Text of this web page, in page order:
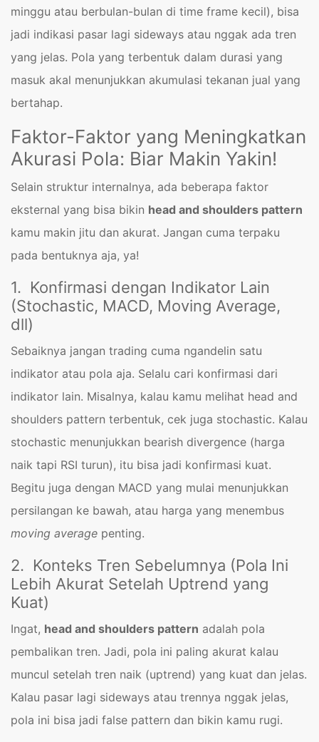
minggu atau berbulan-bulan di time frame kecil), bisa
jadi indikasi pasar lagi sideways atau nggak ada tren
yang jelas. Pola yang terbentuk dalam durasi yang
masuk akal menunjukkan akumulasi tekanan jual yang
bertahap.
Faktor-Faktor yang Meningkatkan
Akurasi Pola: Biar Makin Yakin!
Selain struktur internalnya, ada beberapa faktor
eksternal yang bisa bikin head and shoulders pattern
kamu makin jitu dan akurat. Jangan cuma terpaku
pada bentuknya aja, ya!
1. Konfirmasi dengan Indikator Lain
(Stochastic, MACD, Moving Average,
dll)
Sebaiknya jangan trading cuma ngandelin satu
indikator atau pola aja. Selalu cari konfirmasi dari
indikator lain. Misalnya, kalau kamu melihat head and
shoulders pattern terbentuk, cek juga stochastic. Kalau
stochastic menunjukkan bearish divergence (harga
naik tapi RSI turun), itu bisa jadi konfirmasi kuat.
Begitu juga dengan MACD yang mulai menunjukkan
persilangan ke bawah, atau harga yang menembus
moving average penting.
2. Konteks Tren Sebelumnya (Pola Ini
Lebih Akurat Setelah Uptrend yang
Kuat)
Ingat, head and shoulders pattern adalah pola
pembalikan tren. Jadi, pola ini paling akurat kalau
muncul setelah tren naik (uptrend) yang kuat dan jelas.
Kalau pasar lagi sideways atau trennya nggak jelas,
pola ini bisa jadi false pattern dan bikin kamu rugi.